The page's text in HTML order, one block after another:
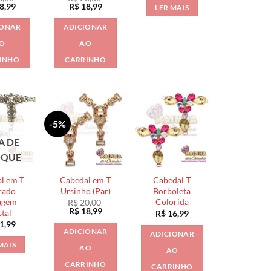
O
atual
é:
O
original
era:
R$ 20,00.
R$18,99O
atual
é:
ADICIONAR
AO
CARRINHO
LER MAIS
DE
em T
-5%
Cabedal em T
Ursinho (Par)
R$20,00
O
original
era:
R$ 20,00.
R$18,99O
atual
é:
ADICIONAR
AO
CARRINHO
Cabedal T
Borboleta
Colorida
R$16,99
ADICIONAR
AO
CARRINHO